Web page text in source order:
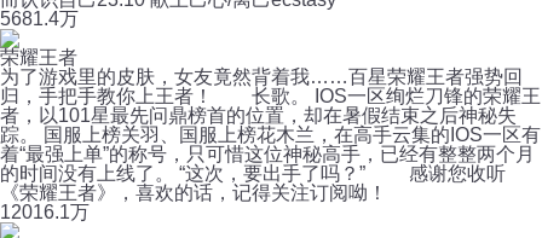
5681.4万
荣耀王者
为了游戏里的皮肤，女友竟然背着我……百星荣耀王者强势回
归，手把手教你上王者！ 长歌。 IOS一区绚烂刀锋的荣耀王
者，以101星最先问鼎榜首的位置，却在暑假结束之后神秘失
踪。 国服上榜关羽、国服上榜花木兰，在高手云集的IOS一区有
着“最强上单”的称号，只可惜这位神秘高手，已经有整整两个月
的时间没有上线了。 “这次，要出手了吗？” 感谢您收听
《荣耀王者》，喜欢的话，记得关注订阅呦！
12016.1万